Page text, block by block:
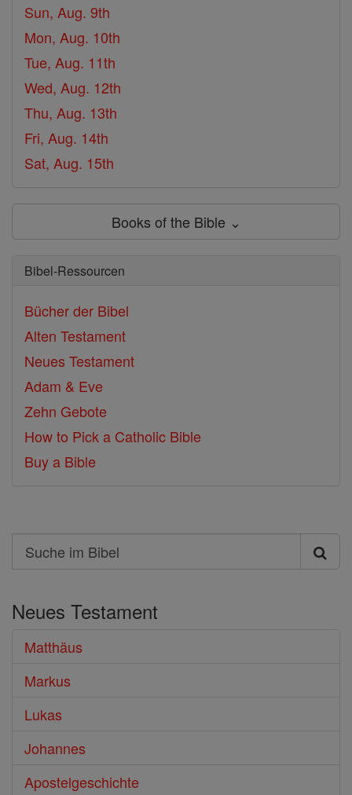
Sun, Aug. 9th
Mon, Aug. 10th
Tue, Aug. 11th
Wed, Aug. 12th
Thu, Aug. 13th
Fri, Aug. 14th
Sat, Aug. 15th
Books of the Bible ⌄
Bibel-Ressourcen
Bücher der Bibel
Alten Testament
Neues Testament
Adam & Eve
Zehn Gebote
How to Pick a Catholic Bible
Buy a Bible
Search
Suche
Bibel
Neues Testament
Matthäus
Markus
Lukas
Johannes
Apostelgeschichte